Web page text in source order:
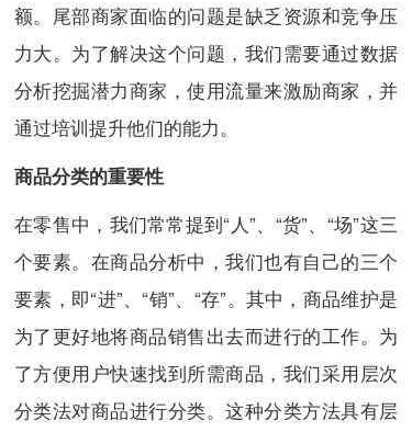
额。尾部商家面临的问题是缺乏资源和竞争压
力大。为了解决这个问题，我们需要通过数据
分析挖掘潜力商家，使用流量来激励商家，并
通过培训提升他们的能力。
商品分类的重要性
在零售中，我们常常提到“人”、“货”、“场”这三
个要素。在商品分析中，我们也有自己的三个
要素，即“进”、“销”、“存”。其中，商品维护是
为了更好地将商品销售出去而进行的工作。为
了方便用户快速找到所需商品，我们采用层次
分类法对商品进行分类。这种分类方法具有层